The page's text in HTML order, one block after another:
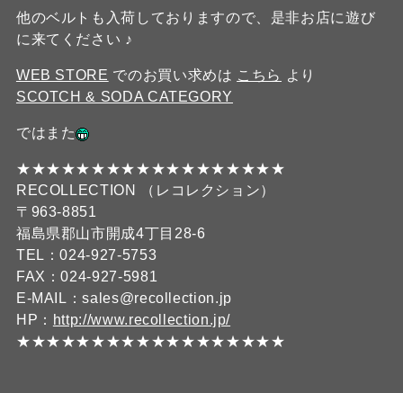
他のベルトも入荷しておりますので、是非お店に遊び
に来てください ♪
WEB STORE でのお買い求めは こちら より
SCOTCH & SODA CATEGORY
ではまた
★★★★★★★★★★★★★★★★★★
RECOLLECTION （レコレクション）
〒963-8851
福島県郡山市開成4丁目28-6
TEL：024-927-5753
FAX：024-927-5981
E-MAIL：sales@recollection.jp
HP： http://www.recollection.jp/
★★★★★★★★★★★★★★★★★★